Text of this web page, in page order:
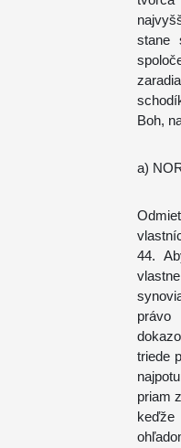
stane
Boh,
a)
44.
právo
triede
priam